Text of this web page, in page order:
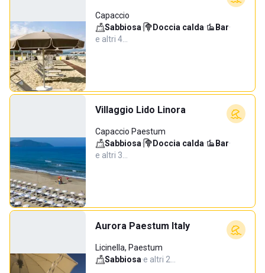
Capaccio
Sabbiosa· Doccia calda· Bar·
e altri 4…
Villaggio Lido Linora
Capaccio Paestum
Sabbiosa· Doccia calda· Bar·
e altri 3…
Aurora Paestum Italy
Licinella, Paestum
Sabbiosa·e altri 2…